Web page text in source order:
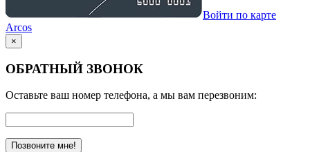
Войти по карте
Arcos
×
ОБРАТНЫЙ ЗВОНОК
Оставьте ваш номер телефона, а мы вам перезвоним:
Позвоните мне!